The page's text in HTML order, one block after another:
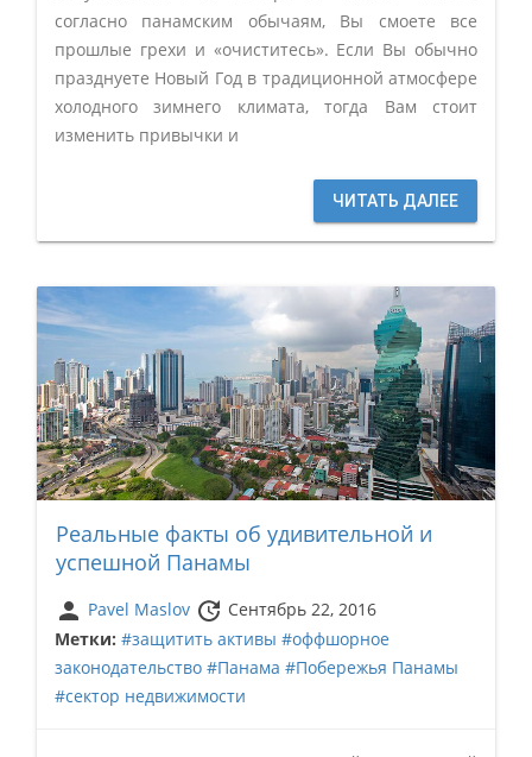
согласно панамским обычаям, Вы смоете все
прошлые грехи и «очиститесь». Если Вы обычно
празднуете Новый Год в традиционной атмосфере
холодного зимнего климата, тогда Вам стоит
изменить привычки и
ЧИТАТЬ ДАЛЕЕ
Реальные факты об удивительной и
успешной Панамы
person Pavel Maslov update Сентябрь 22, 2016
Метки: #защитить активы #оффшорное
законодательство #Панама #Побережья Панамы
#сектор недвижимости